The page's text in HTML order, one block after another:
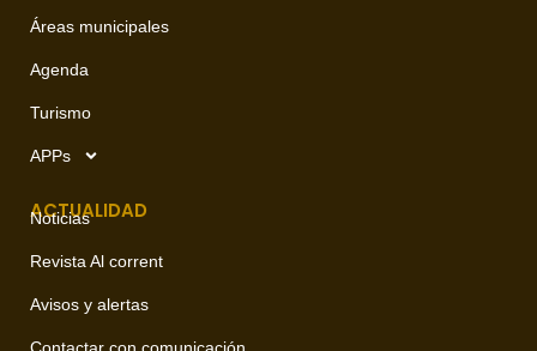
Áreas municipales
Agenda
Turismo
APPs
ACTUALIDAD
Noticias
Revista Al corrent
Avisos y alertas